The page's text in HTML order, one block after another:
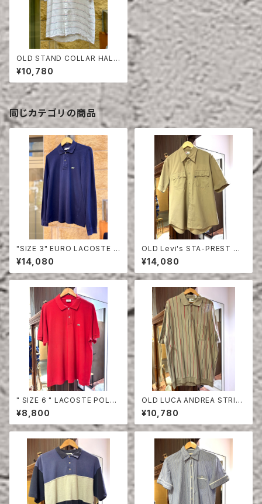
OLD STAND COLLAR HALF
SLEEVE SHIRT
¥10,780
同じカテゴリの商品
"SIZE 3" EURO LACOSTE P
OLO SHIRT LONG SLEEVE
¥14,080
OLD Levi's STA-PREST HA
LF SLEEVE SHIRT
¥14,080
" SIZE 6 " LACOSTE POLO
SHIRT RED
¥8,800
OLD LUCA ANDREA STRIPE
COTTON HALF SLEEVE SHI
RT
¥10,780